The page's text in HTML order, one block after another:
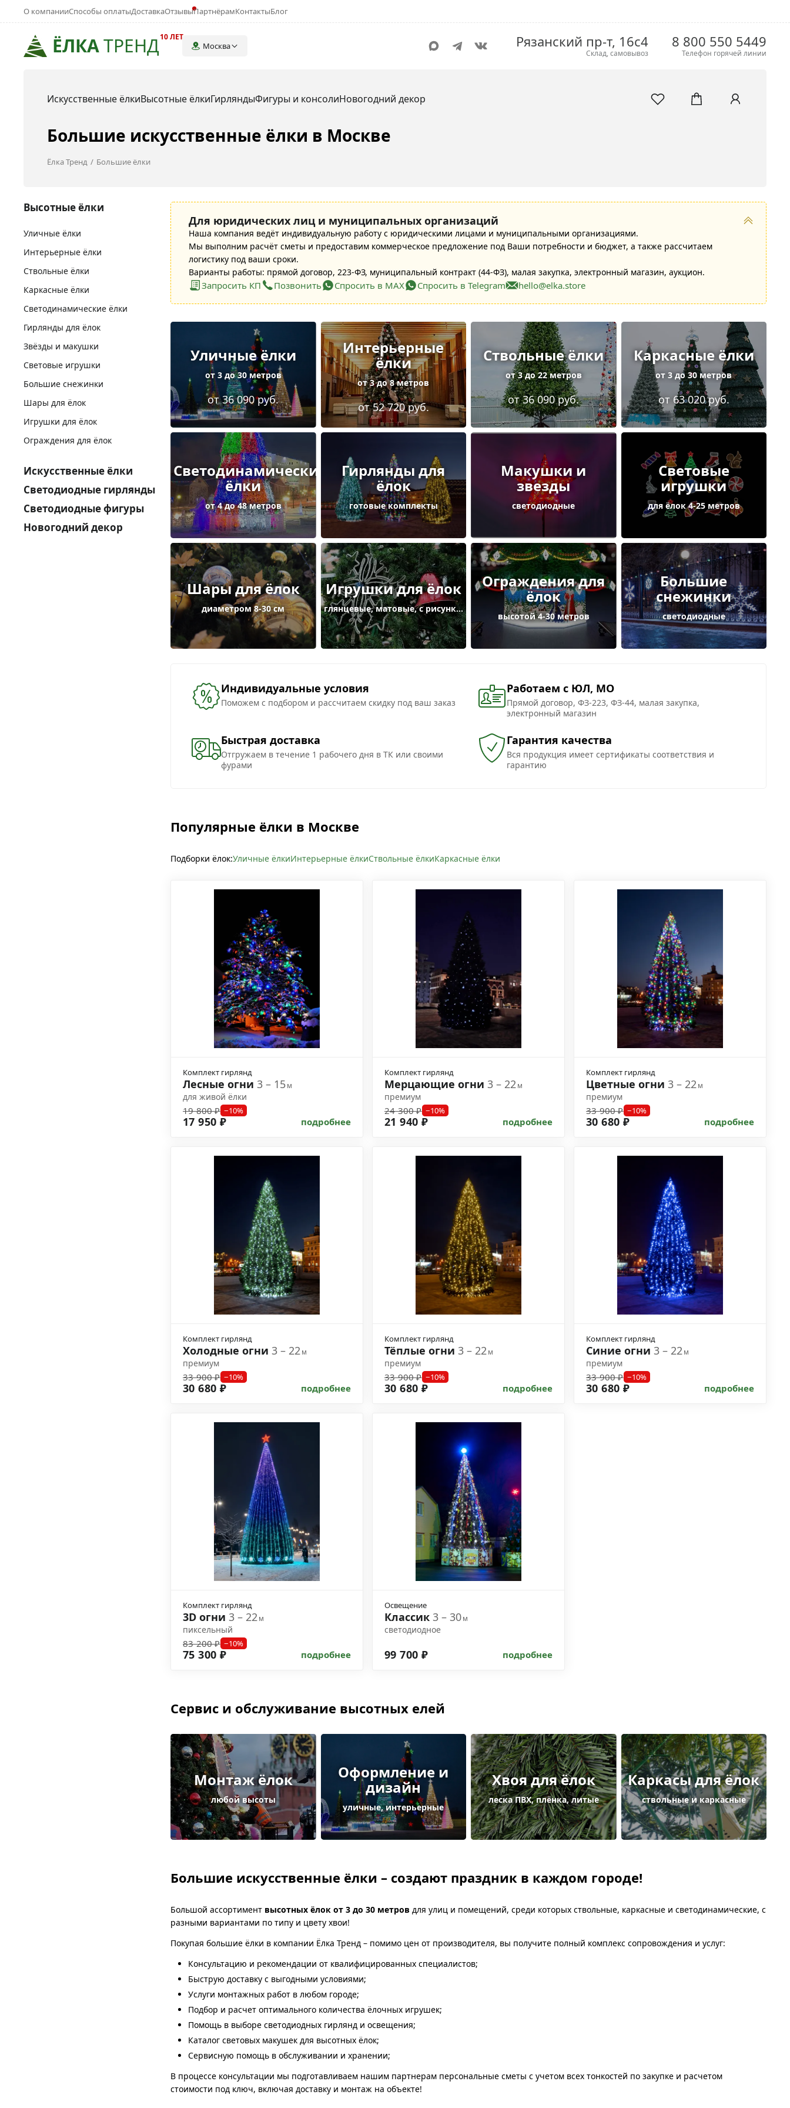
ЁЛКАТРЕНД10 ЛЕТ
Москва
О компанииСпособы оплатыДоставкаОтзывыПартнёрамКонтактыБлог
Рязанский пр-т, 16с4
Склад, самовывоз
8 800 550 5449
Телефон горячей линии
Искусственные ёлкиВысотные ёлкиГирляндыФигуры и консолиНовогодний декор
Большие искусственные ёлки в Москве
Ёлка Тренд Большие ёлки
Высотные ёлки
Уличные ёлки
Интерьерные ёлки
Ствольные ёлки
Каркасные ёлки
Светодинамические ёлки
Гирлянды для ёлок
Звёзды и макушки
Световые игрушки
Большие снежинки
Шары для ёлок
Игрушки для ёлок
Ограждения для ёлок
Искусственные ёлки
Светодиодные гирлянды
Светодиодные фигуры
Новогодний декор
Для юридических лиц и муниципальных организаций
Наша компания ведёт индивидуальную работу с юридическими лицами и муниципальными организациями.
Мы выполним расчёт сметы и предоставим коммерческое предложение под Ваши потребности и бюджет, а также рассчитаем
логистику под ваши сроки.
Варианты работы: прямой договор, 223-ФЗ, муниципальный контракт (44-ФЗ), малая закупка, электронный магазин, аукцион.
Запросить КП Позвонить Спросить в MAX Спросить в Telegram hello@elka.store
Уличные ёлки
от 3 до 30 метров
от 36 090 руб.
Интерьерные
ёлки
от 3 до 8 метров
от 52 720 руб.
Ствольные ёлки
от 3 до 22 метров
от 36 090 руб.
Каркасные ёлки
от 3 до 30 метров
от 63 020 руб.
Светодинамические
ёлки
от 4 до 48 метров
Гирлянды для
ёлок
готовые комплекты
Макушки и
звезды
светодиодные
Световые
игрушки
для ёлок 4-25 метров
Шары для ёлок
диаметром 8-30 см
Игрушки для ёлок
глянцевые, матовые, с рисунком
Ограждения для
ёлок
высотой 4-30 метров
Большие
снежинки
светодиодные
Индивидуальные условия
Поможем с подбором и рассчитаем скидку под ваш заказ
Работаем с ЮЛ, МО
Прямой договор, ФЗ-223, ФЗ-44, малая закупка,
электронный магазин
Быстрая доставка
Отгружаем в течение 1 рабочего дня в ТК или своими
фурами
Гарантия качества
Вся продукция имеет сертификаты соответствия и
гарантию
Популярные ёлки в Москве
Подборки ёлок:Уличные ёлкиИнтерьерные ёлкиСтвольные ёлкиКаркасные ёлки
Комплект гирлянд
Лесные огни 3 – 15м
для живой ёлки
19 800 ₽ −10%
17 950 ₽ подробнее
Комплект гирлянд
Мерцающие огни 3 – 22м
премиум
24 300 ₽ −10%
21 940 ₽ подробнее
Комплект гирлянд
Цветные огни 3 – 22м
премиум
33 900 ₽ −10%
30 680 ₽ подробнее
Комплект гирлянд
Холодные огни 3 – 22м
премиум
33 900 ₽ −10%
30 680 ₽ подробнее
Комплект гирлянд
Тёплые огни 3 – 22м
премиум
33 900 ₽ −10%
30 680 ₽ подробнее
Комплект гирлянд
Синие огни 3 – 22м
премиум
33 900 ₽ −10%
30 680 ₽ подробнее
Комплект гирлянд
3D огни 3 – 22м
пиксельный
83 200 ₽ −10%
75 300 ₽ подробнее
Освещение
Классик 3 – 30м
светодиодное
99 700 ₽ подробнее
Сервис и обслуживание высотных елей
Монтаж ёлок
любой высоты
Оформление и
дизайн
уличные, интерьерные
Хвоя для ёлок
леска ПВХ, плёнка, литые
Каркасы для ёлок
ствольные и каркасные
Большие искусственные ёлки – создают праздник в каждом городе!
Большой ассортимент высотных ёлок от 3 до 30 метров для улиц и помещений, среди которых ствольные, каркасные и светодинамические, с
разными вариантами по типу и цвету хвои!
Покупая большие ёлки в компании Ёлка Тренд – помимо цен от производителя, вы получите полный комплекс сопровождения и услуг:
Консультацию и рекомендации от квалифицированных специалистов;
Быструю доставку с выгодными условиями;
Услуги монтажных работ в любом городе;
Подбор и расчет оптимального количества ёлочных игрушек;
Помощь в выборе светодиодных гирлянд и освещения;
Каталог световых макушек для высотных ёлок;
Сервисную помощь в обслуживании и хранении;
В процессе консультации мы подготавливаем нашим партнерам персональные сметы с учетом всех тонкостей по закупке и расчетом
стоимости под ключ, включая доставку и монтаж на объекте!